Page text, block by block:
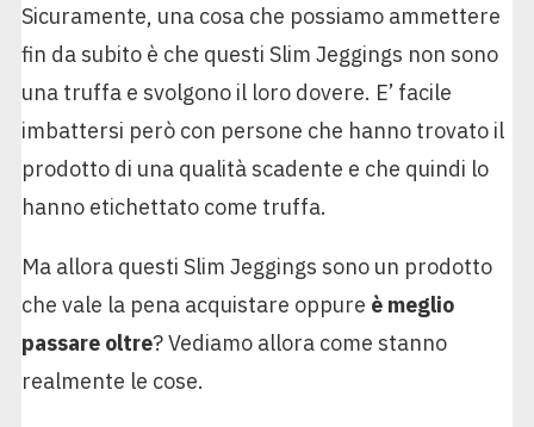
Sicuramente, una cosa che possiamo ammettere
fin da subito è che questi Slim Jeggings non sono
una truffa e svolgono il loro dovere. E’ facile
imbattersi però con persone che hanno trovato il
prodotto di una qualità scadente e che quindi lo
hanno etichettato come truffa.
Ma allora questi Slim Jeggings sono un prodotto
che vale la pena acquistare oppure è meglio
passare oltre? Vediamo allora come stanno
realmente le cose.